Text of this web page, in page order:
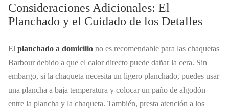
Consideraciones Adicionales: El
Planchado y el Cuidado de los Detalles
El planchado a domicilio no es recomendable para las chaquetas
Barbour debido a que el calor directo puede dañar la cera. Sin
embargo, si la chaqueta necesita un ligero planchado, puedes usar
una plancha a baja temperatura y colocar un paño de algodón
entre la plancha y la chaqueta. También, presta atención a los